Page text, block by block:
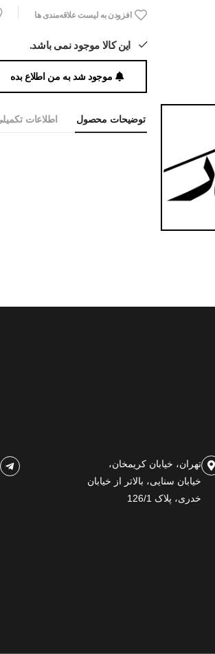
افزودن به لیست علاقه‌مندی ها
این کالا موجود نمی باشد.
موجود شد به من اطلاع بده
توضیحات محصول اطلاعات
تهران، خیابان کریمخان،
خیابان سنایی، بالاتر از خیابان
خدری، پلاک 126/1